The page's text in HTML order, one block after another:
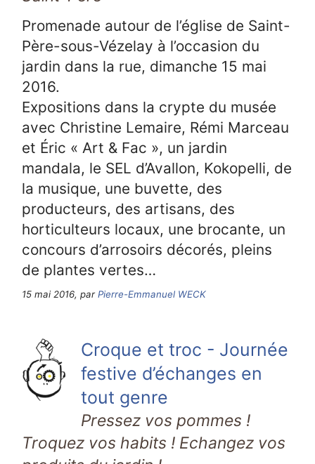
Promenade autour de l’église de Saint-
Père-sous-Vézelay à l’occasion du
jardin dans la rue, dimanche 15 mai
2016.
Expositions dans la crypte du musée
avec Christine Lemaire, Rémi Marceau
et Éric « Art & Fac », un jardin
mandala, le SEL d’Avallon, Kokopelli, de
la musique, une buvette, des
producteurs, des artisans, des
horticulteurs locaux, une brocante, un
concours d’arrosoirs décorés, pleins
de plantes vertes…
15 mai 2016, parPierre-Emmanuel WECK
Croque et troc - Journée
festive d’échanges en
tout genre
Pressez vos pommes !
Troquez vos habits ! Echangez vos